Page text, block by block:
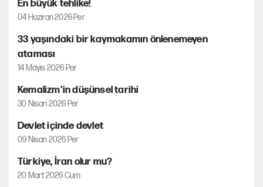
En büyük tehlike!
04 Haziran 2026 Per
33 yaşındaki bir kaymakamın önlenemeyen
ataması
14 Mayıs 2026 Per
Kemalizm’in düşünsel tarihi
30 Nisan 2026 Per
Devlet içinde devlet
09 Nisan 2026 Per
Türkiye, İran olur mu?
20 Mart 2026 Cum